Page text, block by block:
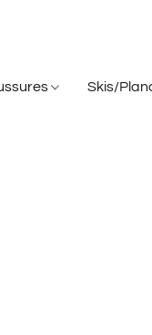
Skis/